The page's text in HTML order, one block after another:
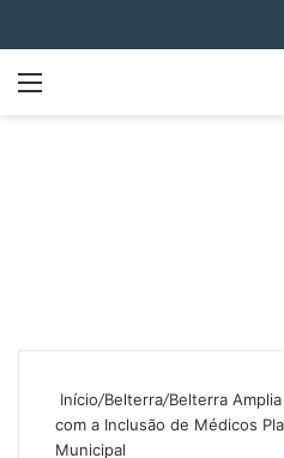
Início/Belterra/Belterra
com a Inclusão de Médicos
Municipal